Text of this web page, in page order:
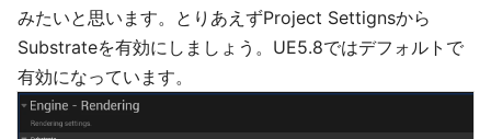
みたいと思います。とりあえずProject Settignsから
Substrateを有効にしましょう。UE5.8ではデフォルトで
有効になっています。